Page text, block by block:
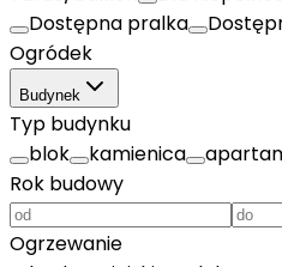
Dostępna pralka
Ogródek
Budynek
Typ budynku
blok
kamienica
Rok budowy
Ogrzewanie